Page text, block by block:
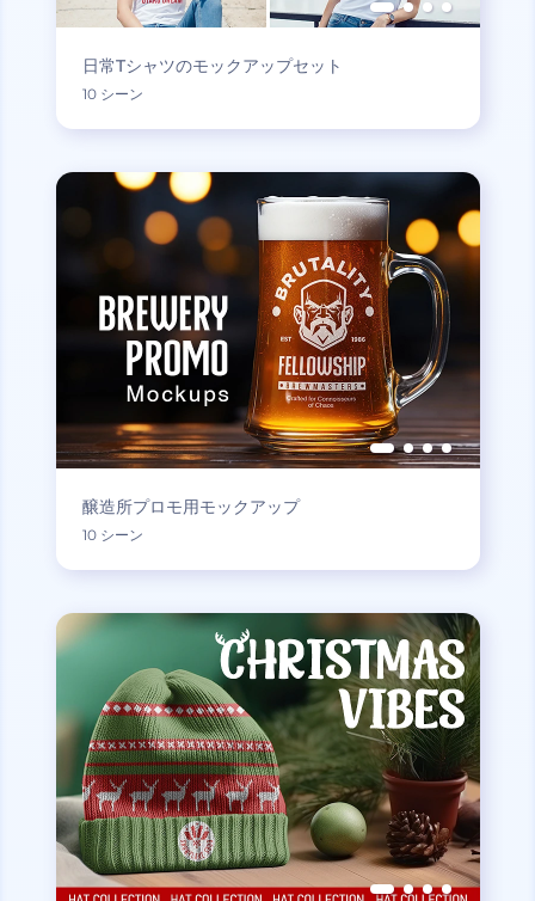
日常Tシャツのモックアップセット
10 シーン
醸造所プロモ用モックアップ
10 シーン